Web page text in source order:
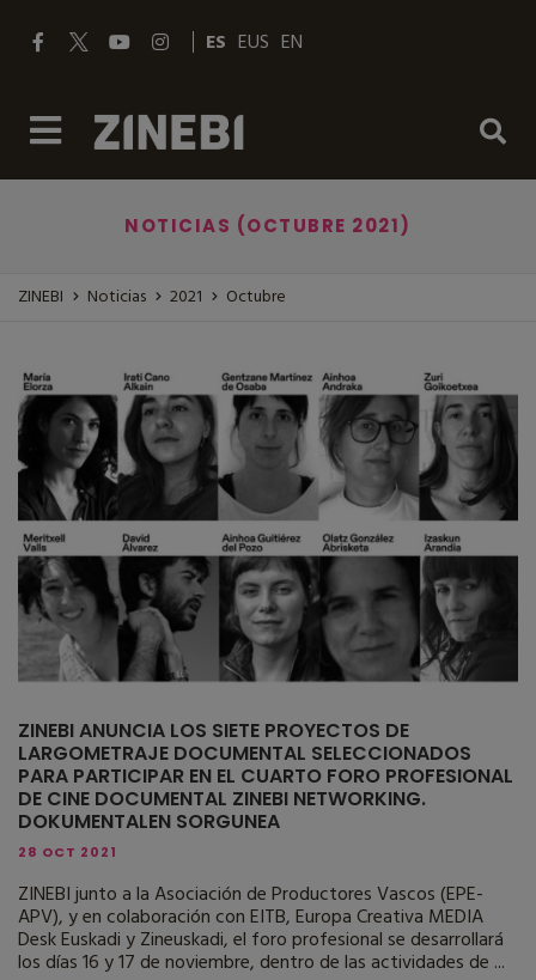
ES EUS EN
NOTICIAS (OCTUBRE 2021)
ZINEBI Noticias 2021 Octubre
ZINEBI ANUNCIA LOS SIETE PROYECTOS DE
LARGOMETRAJE DOCUMENTAL SELECCIONADOS
PARA PARTICIPAR EN EL CUARTO FORO PROFESIONAL
DE CINE DOCUMENTAL ZINEBI NETWORKING.
DOKUMENTALEN SORGUNEA
28 OCT 2021
ZINEBI junto a la Asociación de Productores Vascos (EPE-
APV), y en colaboración con EITB, Europa Creativa MEDIA
Desk Euskadi y Zineuskadi, el foro profesional se desarrollará
los días 16 y 17 de noviembre, dentro de las actividades de ...